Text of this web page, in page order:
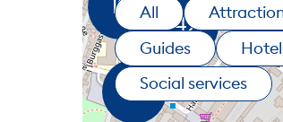
All
Guides
Social services